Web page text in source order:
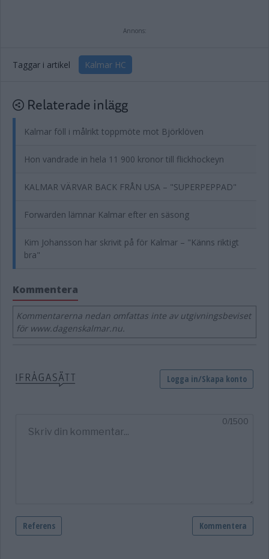
Annons:
Taggar i artikel Kalmar HC
Relaterade inlägg
Kalmar föll i målrikt toppmöte mot Björklöven
Hon vandrade in hela 11 900 kronor till flickhockeyn
KALMAR VÄRVAR BACK FRÅN USA – "SUPERPEPPAD"
Forwarden lämnar Kalmar efter en säsong
Kim Johansson har skrivit på för Kalmar – "Känns riktigt
bra"
Kommentera
Kommentarerna nedan omfattas inte av utgivningsbeviset
för www.dagenskalmar.nu.